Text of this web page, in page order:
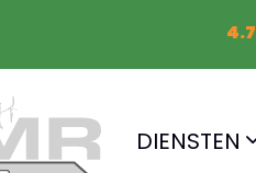
4.7
DIENSTEN